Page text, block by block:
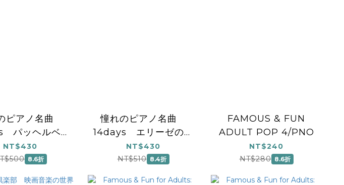
ピアノ名曲
パッヘルベル
ン／主よ、人の
の喜びよ
NT$430
8.6折
憧れのピアノ名曲
14days エリーゼのた
めに／月光の曲
NT$430
NT$510 8.4折
FAMOUS & FUN
ADULT POP 4/PNO
NT$240
NT$280 8.6折